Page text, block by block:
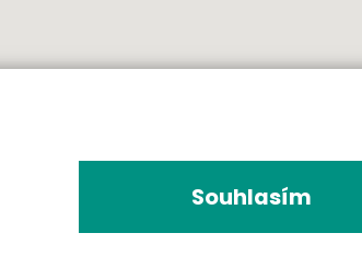
Souhlasím